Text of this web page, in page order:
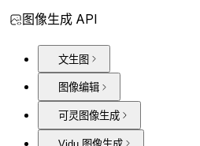
图像生成 API
文生图
图像编辑
可灵图像生成